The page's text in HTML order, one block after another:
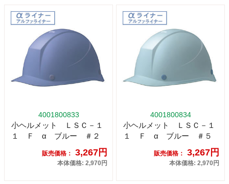
4001800833
小ヘルメット ＬＳＣ－１
１ Ｆ α ブルー ＃２
販売価格： 3,267円
本体価格: 2,970円
4001800834
小ヘルメット ＬＳＣ－１
１ Ｆ α ブルー ＃５
販売価格： 3,267円
本体価格: 2,970円